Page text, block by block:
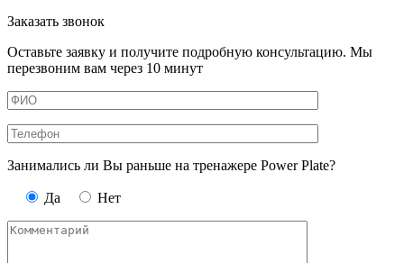
Заказать звонок
Оставьте заявку и получите подробную консультацию. Мы
перезвоним вам через 10 минут
Занимались ли Вы раньше на тренажере Power Plate?
Да Нет